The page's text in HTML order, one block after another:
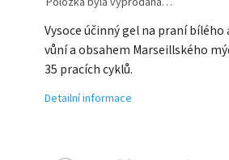
Vysoce účinný gel na praní
vůní a obsahem Marseillského
35 pracích cyklů.
Detailní informace